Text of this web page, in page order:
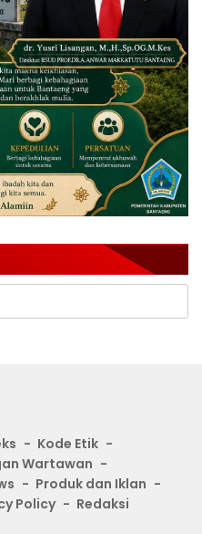
Kode Etik
Wartawan
Produk dan Iklan
Policy Redaksi